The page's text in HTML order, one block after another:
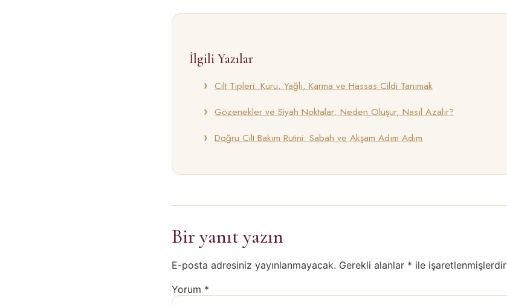
İlgili Yazılar
Cilt Tipleri: Kuru, Yağlı, Karma ve Hassas Cildi Tanımak
Gözenekler ve Siyah Noktalar: Neden Oluşur, Nasıl Azalır?
Doğru Cilt Bakım Rutini: Sabah ve Akşam Adım Adım
Bir yanıt yazın
E-posta adresiniz yayınlanmayacak. Gerekli alanlar * ile işaretlenmişlerdir
Yorum *